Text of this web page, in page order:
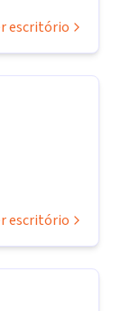
escritório
escritório